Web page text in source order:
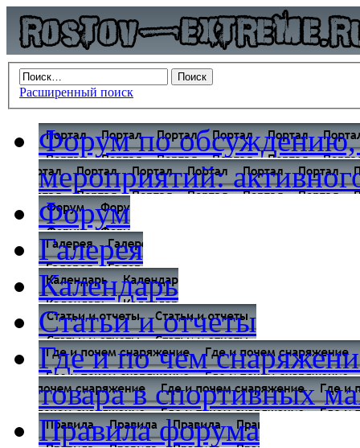
Расширенный поиск
Форум по обсуждению,
мероприятий:
Форум
Галерея
Календарь
Статьи и отчеты
Где и по чем
товара в спортивных
Правила форума